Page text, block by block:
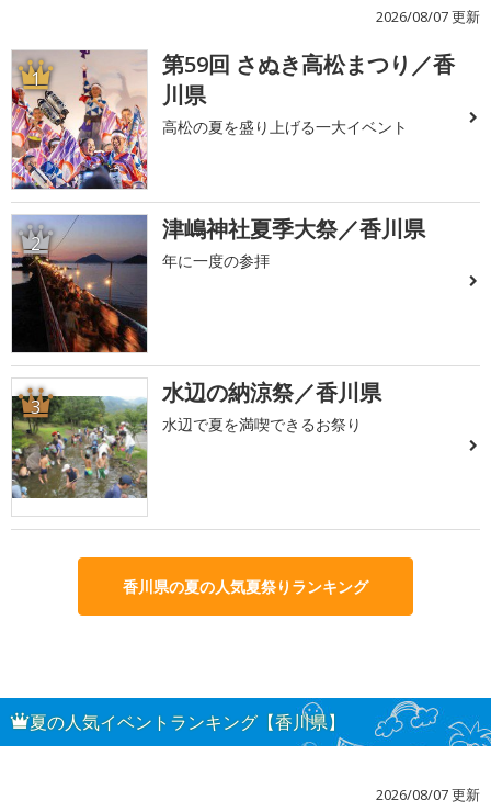
2026/08/07 更新
1
第59回 さぬき高松まつり／香
川県
高松の夏を盛り上げる一大イベント
2 津嶋神社夏季大祭／香川県
年に一度の参拝
3 水辺の納涼祭／香川県
水辺で夏を満喫できるお祭り
香川県の夏の人気夏祭りランキング
夏の人気イベントランキング【香川県】
2026/08/07 更新